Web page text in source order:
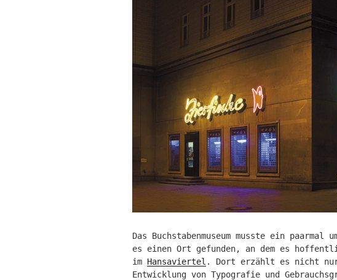
Das Buchstabenmuseum musste ein
es einen Ort gefunden, an dem es
im Hansaviertel . Dort erzählt es nicht
Entwicklung von Typografie und